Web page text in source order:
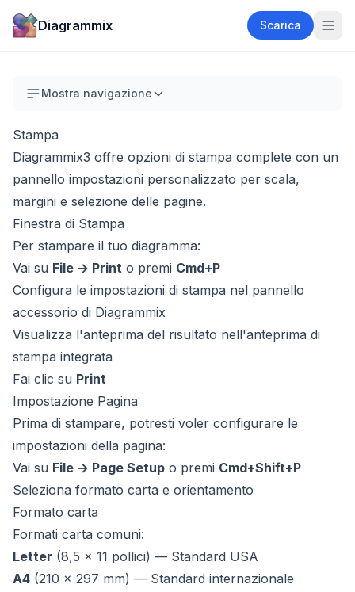
Diagrammix Scarica
Mostra navigazione
Stampa
Diagrammix3 offre opzioni di stampa complete con un
pannello impostazioni personalizzato per scala,
margini e selezione delle pagine.
Finestra di Stampa
Per stampare il tuo diagramma:
Vai su File → Print o premi Cmd+P
Configura le impostazioni di stampa nel pannello
accessorio di Diagrammix
Visualizza l'anteprima del risultato nell'anteprima di
stampa integrata
Fai clic su Print
Impostazione Pagina
Prima di stampare, potresti voler configurare le
impostazioni della pagina:
Vai su File → Page Setup o premi Cmd+Shift+P
Seleziona formato carta e orientamento
Formato carta
Formati carta comuni:
Letter (8,5 × 11 pollici) — Standard USA
A4 (210 × 297 mm) — Standard internazionale